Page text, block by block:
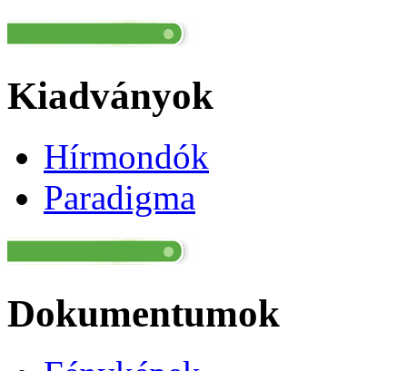
Kiadványok
Hírmondók
Paradigma
Dokumentumok